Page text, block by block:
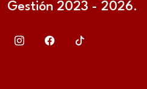
Gestión 2023 - 2026.